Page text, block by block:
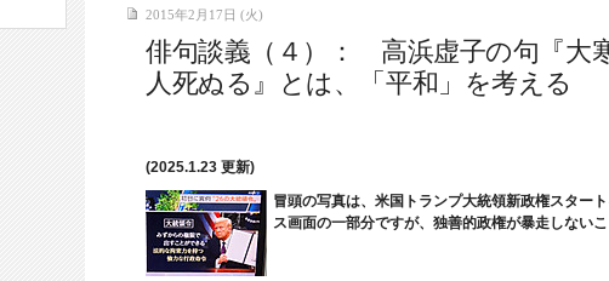
2015年2月17日 (火)
俳句談義（４）： 高浜虚子の句『大
人死ぬる』とは、「平和」を考える
(2025.1.23 更新)
冒頭の写真は、米国トランプ大統領新政権スター
ス画面の一部分ですが、独善的政権が暴走しないこ